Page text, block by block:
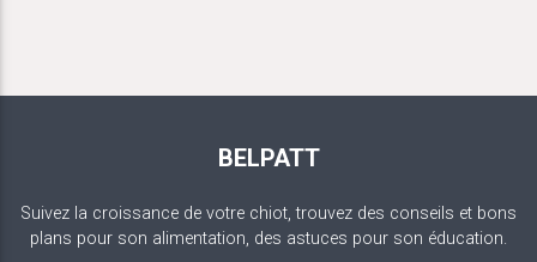
BELPATT
Suivez la croissance de votre chiot, trouvez des conseils et bons
plans pour son alimentation, des astuces pour son éducation.